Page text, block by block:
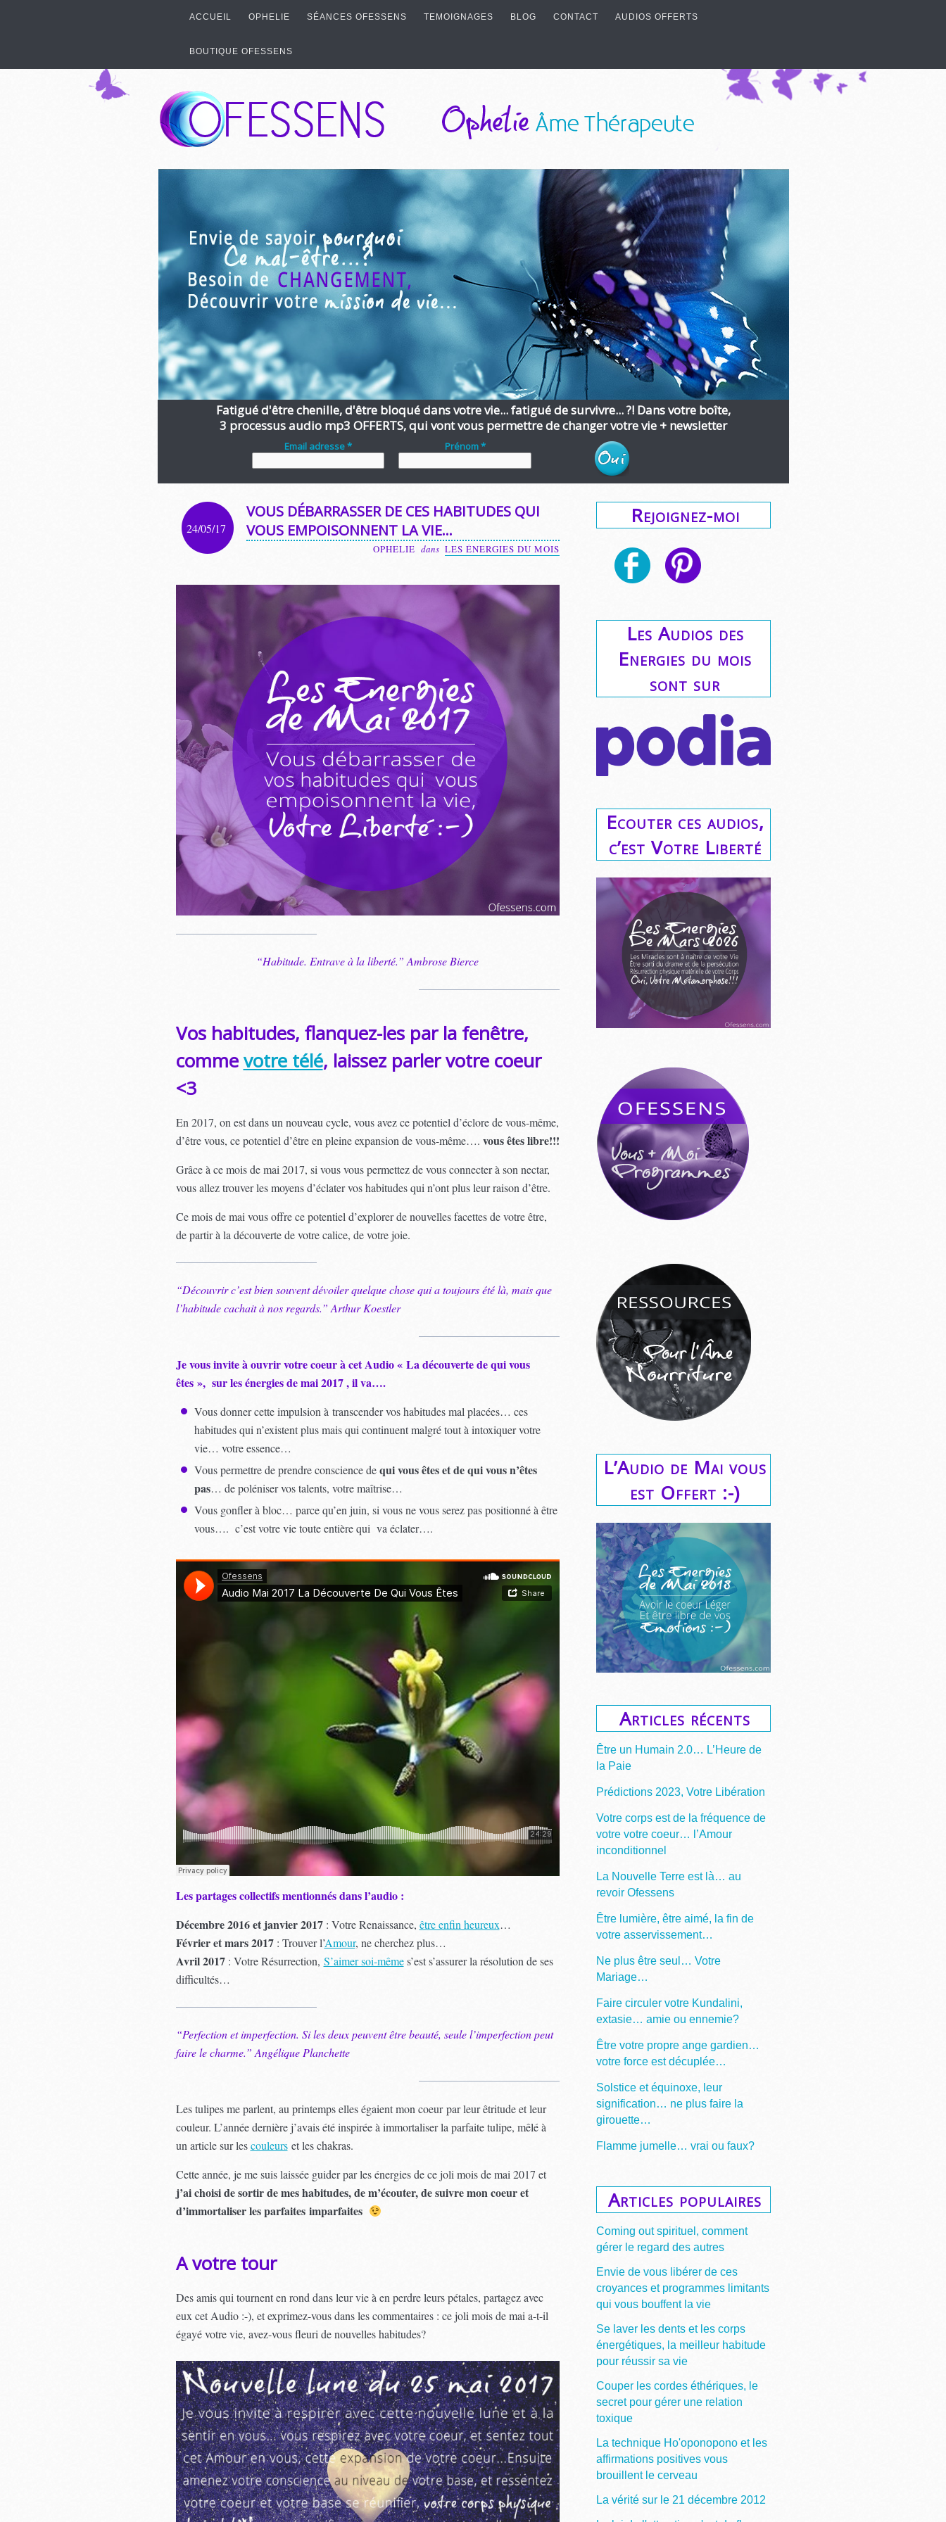
ACCUEIL OPHELIE SÉANCES OFESSENS TEMOIGNAGES BLOG CONTACT AUDIOS OFFERTS
BOUTIQUE OFESSENS
Fatigué d'être chenille, d'être bloqué dans votre vie... fatigué de survivre... ?! Dans votre boîte,
3 processus audio mp3 OFFERTS, qui vont vous permettre de changer votre vie + newsletter
Email adresse * Prénom *
24/05/17
VOUS DÉBARRASSER DE CES HABITUDES QUI
VOUS EMPOISONNENT LA VIE…
OPHELIE dans LES ÉNERGIES DU MOIS
“Habitude. Entrave à la liberté.” Ambrose Bierce
Vos habitudes, flanquez-les par la fenêtre,
commevotre télé, laissez parler votre coeur
<3
En 2017, on est dans un nouveau cycle, vous avez ce potentiel d’éclore de vous-même,
d’être vous, ce potentiel d’être en pleine expansion de vous-même…. vous êtes libre!!!
Grâce à ce mois de mai 2017, si vous vous permettez de vous connecter à son nectar,
vous allez trouver les moyens d’éclater vos habitudes qui n’ont plus leur raison d’être.
Ce mois de mai vous offre ce potentiel d’explorer de nouvelles facettes de votre être,
de partir à la découverte de votre calice, de votre joie.
“Découvrir c’est bien souvent dévoiler quelque chose qui a toujours été là, mais que
l’habitude cachait à nos regards.” Arthur Koestler
Je vous invite à ouvrir votre coeur à cet Audio « La découverte de qui vous
êtes », sur les énergies de mai 2017 , il va….
Vous donner cette impulsion à transcender vos habitudes mal placées… ces
habitudes qui n’existent plus mais qui continuent malgré tout à intoxiquer votre
vie… votre essence…
Vous permettre de prendre conscience dequi vous êtes et de qui vous n’êtes
pas… de poléniser vos talents, votre maîtrise…
Vous gonfler à bloc… parce qu’en juin, si vous ne vous serez pas positionné à être
vous…. c’est votre vie toute entière qui va éclater….
Les partages collectifs mentionnés dans l’audio :
Décembre 2016 et janvier 2017: Votre Renaissance, être enfin heureux…
Février et mars 2017: Trouver l’Amour, ne cherchez plus…
Avril 2017: Votre Résurrection, S’aimer soi-mêmes’est s’assurer la résolution de ses
difficultés…
“Perfection et imperfection. Si les deux peuvent être beauté, seule l’imperfection peut
faire le charme.” Angélique Planchette
Les tulipes me parlent, au printemps elles égaient mon coeur par leur êtritude et leur
couleur. L’année dernière j’avais été inspirée à immortaliser la parfaite tulipe, mêlé à
un article sur lescouleurset les chakras.
Cette année, je me suis laissée guider par les énergies de ce joli mois de mai 2017 et
j’ai choisi de sortir de mes habitudes, de m’écouter, de suivre mon coeur et
d’immortaliser les parfaites imparfaites
A votre tour
Des amis qui tournent en rond dans leur vie à en perdre leurs pétales, partagez avec
eux cet Audio :-), et exprimez-vous dans les commentaires : ce joli mois de mai a-t-il
égayé votre vie, avez-vous fleuri de nouvelles habitudes?
Rejoignez-moi
Les Audios des
Energies du mois
sont sur
Ecouter ces audios,
c’est Votre Liberté
L’Audio de Mai vous
est Offert :-)
Articles récents
Être un Humain 2.0… L’Heure de
la Paie
Prédictions 2023, Votre Libération
Votre corps est de la fréquence de
votre votre coeur… l’Amour
inconditionnel
La Nouvelle Terre est là… au
revoir Ofessens
Être lumière, être aimé, la fin de
votre asservissement…
Ne plus être seul… Votre
Mariage…
Faire circuler votre Kundalini,
extasie… amie ou ennemie?
Être votre propre ange gardien…
votre force est décuplée…
Solstice et équinoxe, leur
signification… ne plus faire la
girouette…
Flamme jumelle… vrai ou faux?
Articles populaires
Coming out spirituel, comment
gérer le regard des autres
Envie de vous libérer de ces
croyances et programmes limitants
qui vous bouffent la vie
Se laver les dents et les corps
énergétiques, la meilleur habitude
pour réussir sa vie
Couper les cordes éthériques, le
secret pour gérer une relation
toxique
La technique Ho'oponopono et les
affirmations positives vous
brouillent le cerveau
La vérité sur le 21 décembre 2012